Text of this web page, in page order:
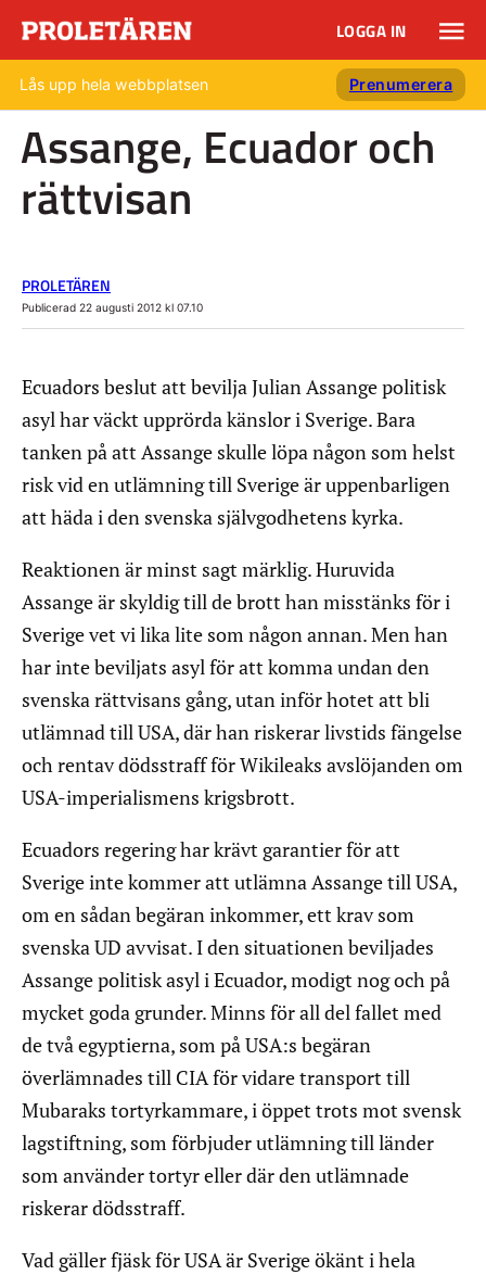
LOGGA IN
Lås upp hela webbplatsen Prenumerera
Assange, Ecuador och
rättvisan
PROLETÄREN
Publicerad 22 augusti 2012 kl 07.10
Ecuadors beslut att bevilja Julian Assange politisk
asyl har väckt upprörda känslor i Sverige. Bara
tanken på att Assange skulle löpa någon som helst
risk vid en utlämning till Sverige är uppenbarligen
att häda i den svenska självgodhetens kyrka.
Reaktionen är minst sagt märklig. Huruvida
Assange är skyldig till de brott han misstänks för i
Sverige vet vi lika lite som någon annan. Men han
har inte beviljats asyl för att komma undan den
svenska rättvisans gång, utan inför hotet att bli
utlämnad till USA, där han riskerar livstids fängelse
och rentav dödsstraff för Wikileaks avslöjanden om
USA-imperialismens krigsbrott.
Ecuadors regering har krävt garantier för att
Sverige inte kommer att utlämna Assange till USA,
om en sådan begäran inkommer, ett krav som
svenska UD avvisat. I den situationen beviljades
Assange politisk asyl i Ecuador, modigt nog och på
mycket goda grunder. Minns för all del fallet med
de två egyptierna, som på USA:s begäran
överlämnades till CIA för vidare transport till
Mubaraks tortyrkammare, i öppet trots mot svensk
lagstiftning, som förbjuder utlämning till länder
som använder tortyr eller där den utlämnade
riskerar dödsstraff.
Vad gäller fjäsk för USA är Sverige ökänt i hela